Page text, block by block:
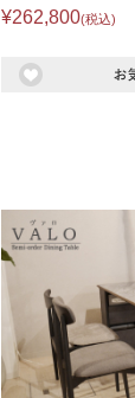
キ
¥262,800(税込)